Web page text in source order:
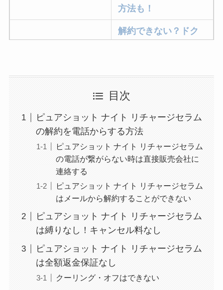
方法も！
解約できない？ドク
解約方法まとめ！契
どうなる？
レミノの解約方法ま
とめ！最短手続きや
詳しく解説！
まとめ！電話が繋が
らない時の裏ワザ
Sivorune(シボルネ)
目次
ピュアショット ナイト リチャージセラム
の解約を電話からする方法
ピュアショット ナイト リチャージセラム
の電話が繋がらない時は直接販売会社に
連絡する
ピュアショット ナイト リチャージセラム
はメールから解約することができない
ピュアショット ナイト リチャージセラム
は縛りなし！キャンセル料なし
ピュアショット ナイト リチャージセラム
は全額返金保証なし
クーリング・オフはできない